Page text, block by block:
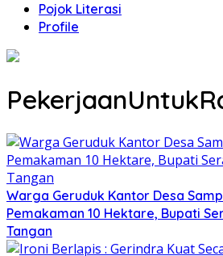
Pojok Literasi
Profile
Warga Geruduk Kantor Desa
Pemakaman 10 Hektare, Bupati
Tangan